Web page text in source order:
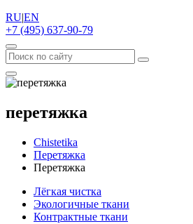
RU|EN
+7 (495) 637-90-79
перетяжка
Chistetika
Перетяжка
Перетяжка
Лёгкая чистка
Экологичные ткани
Контрактные ткани